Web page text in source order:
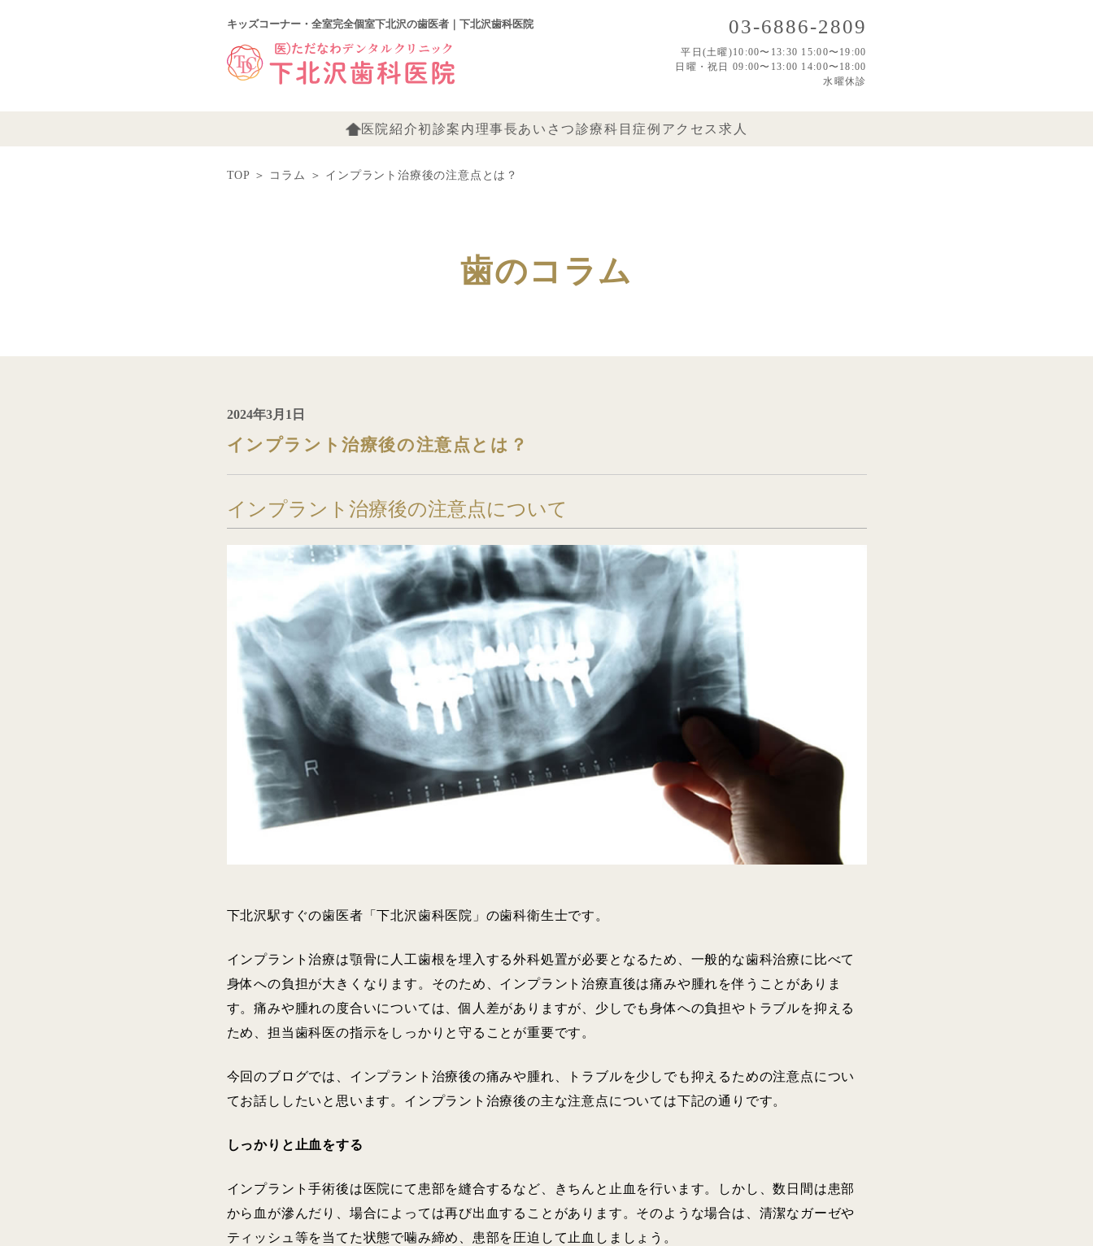
キッズコーナー・全室完全個室下北沢の歯医者｜下北沢歯科医院 03-6886-2809
平日(土曜)10:00〜13:30 15:00〜19:00
日曜・祝日 09:00〜13:00 14:00〜18:00
水曜休診
医院紹介初診案内理事長あいさつ診療科目症例 アクセス 求人
TOP＞ コラム ＞ インプラント治療後の注意点とは？
歯のコラム
2024年3月1日
インプラント治療後の注意点とは？
インプラント治療後の注意点について
下北沢駅すぐの歯医者「下北沢歯科医院」の歯科衛生士です。
インプラント治療は顎骨に人工歯根を埋入する外科処置が必要となるため、一般的な歯科治療に比べて
身体への負担が大きくなります。そのため、インプラント治療直後は痛みや腫れを伴うことがありま
す。痛みや腫れの度合いについては、個人差がありますが、少しでも身体への負担やトラブルを抑える
ため、担当歯科医の指示をしっかりと守ることが重要です。
今回のブログでは、インプラント治療後の痛みや腫れ、トラブルを少しでも抑えるための注意点につい
てお話ししたいと思います。インプラント治療後の主な注意点については下記の通りです。
しっかりと止血をする
インプラント手術後は医院にて患部を縫合するなど、きちんと止血を行います。しかし、数日間は患部
から血が滲んだり、場合によっては再び出血することがあります。そのような場合は、清潔なガーゼや
ティッシュ等を当てた状態で噛み締め、患部を圧迫して止血しましょう。